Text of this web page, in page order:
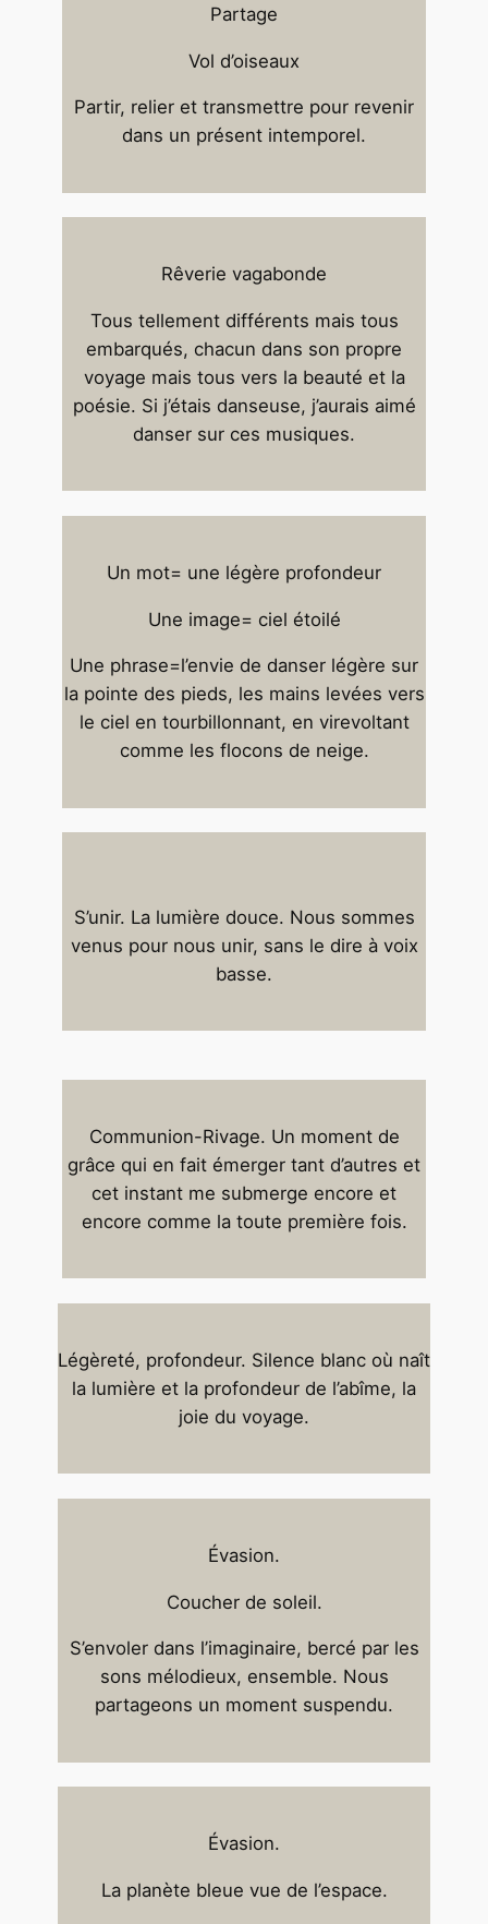
Partage
Vol d’oiseaux
Partir, relier et transmettre pour revenir
dans un présent intemporel.
Rêverie vagabonde
Tous tellement différents mais tous
embarqués, chacun dans son propre
voyage mais tous vers la beauté et la
poésie. Si j’étais danseuse, j’aurais aimé
danser sur ces musiques.
Un mot= une légère profondeur
Une image= ciel étoilé
Une phrase=l’envie de danser légère sur
la pointe des pieds, les mains levées vers
le ciel en tourbillonnant, en virevoltant
comme les flocons de neige.
S’unir. La lumière douce. Nous sommes
venus pour nous unir, sans le dire à voix
basse.
Communion-Rivage. Un moment de
grâce qui en fait émerger tant d’autres et
cet instant me submerge encore et
encore comme la toute première fois.
Légèreté, profondeur. Silence blanc où naît
la lumière et la profondeur de l’abîme, la
joie du voyage.
Évasion.
Coucher de soleil.
S’envoler dans l’imaginaire, bercé par les
sons mélodieux, ensemble. Nous
partageons un moment suspendu.
Évasion.
La planète bleue vue de l’espace.